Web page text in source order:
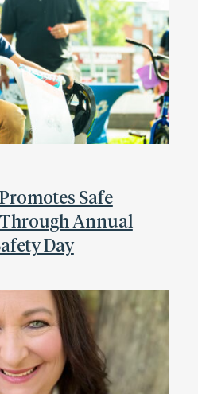
Safe
Annual
Day